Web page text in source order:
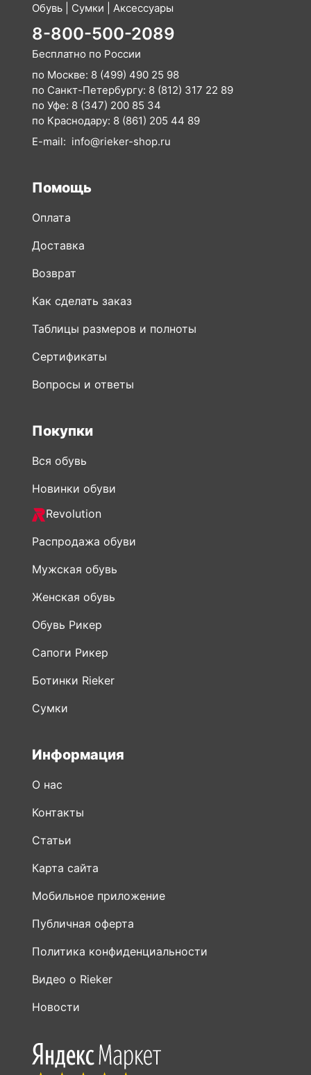
Обувь | Сумки | Аксессуары
8-800-500-2089
Бесплатно по России
по Москве: 8 (499) 490 25 98
по Санкт-Петербургу: 8 (812) 317 22 89
по Уфе: 8 (347) 200 85 34
по Краснодару: 8 (861) 205 44 89
E-mail: info@rieker-shop.ru
Помощь
Оплата
Доставка
Возврат
Как сделать заказ
Таблицы размеров и полноты
Сертификаты
Вопросы и ответы
Покупки
Вся обувь
Новинки обуви
Revolution
Распродажа обуви
Мужская обувь
Женская обувь
Обувь Рикер
Сапоги Рикер
Ботинки Rieker
Сумки
Информация
О нас
Контакты
Статьи
Карта сайта
Мобильное приложение
Публичная оферта
Политика конфиденциальности
Видео о Rieker
Новости